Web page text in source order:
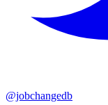
@jobchangedb